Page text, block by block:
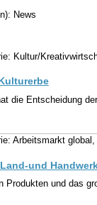
News
Kultur/
die Entscheidung
Arbeitsmarkt
und
Produkten und das